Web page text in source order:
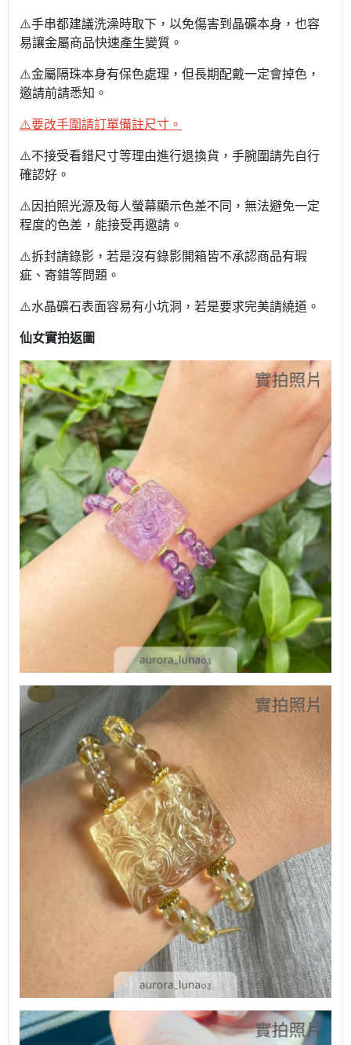
⚠️手串都建議洗澡時取下，以免傷害到晶礦本身，也容
易讓金屬商品快速產生變質。
⚠️金屬隔珠本身有保色處理，但長期配戴一定會掉色，
邀請前請悉知。
⚠️要改手圍請訂單備註尺寸。
⚠️不接受看錯尺寸等理由進行退換貨，手腕圍請先自行
確認好。
⚠️因拍照光源及每人螢幕顯示色差不同，無法避免一定
程度的色差，能接受再邀請。
⚠️拆封請錄影，若是沒有錄影開箱皆不承認商品有瑕
疵、寄錯等問題。
⚠️水晶礦石表面容易有小坑洞，若是要求完美請繞道。
仙女實拍返圖